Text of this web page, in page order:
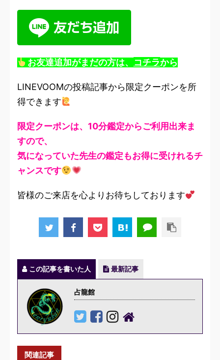
お友達追加がまだの方は、 コチラから
LINEVOOMの投稿記事から限定クーポンを所
得できます
限定クーポンは、10分鑑定からご利用出来ま
すので、
気になっていた先生の鑑定もお得に受けれるチ
ャンスです
皆様のご来店を心よりお待ちしております
この記事を書いた人 最新記事
占龍館
関連記事